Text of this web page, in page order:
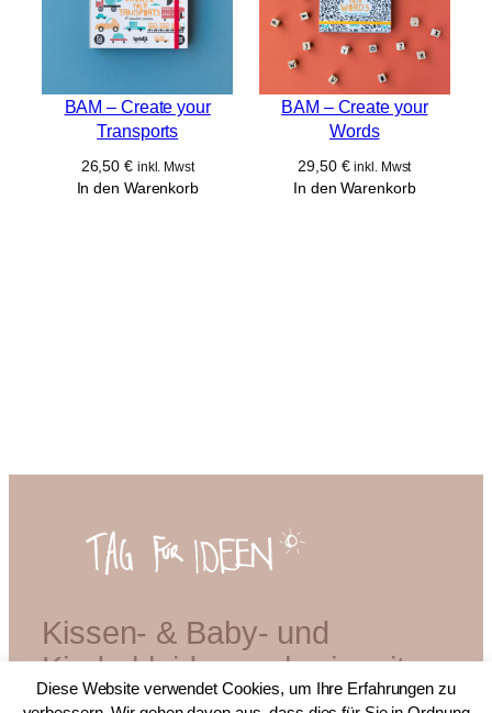
BAM – Create your
Transports
26,50€ inkl. Mwst
In den Warenkorb
BAM – Create your
Words
29,50 € inkl. Mwst
In den Warenkorb
Kissen- & Baby- und
Kinderkleidermacherin mit
Diplom
Diese Website verwendet Cookies, um Ihre Erfahrungen zu